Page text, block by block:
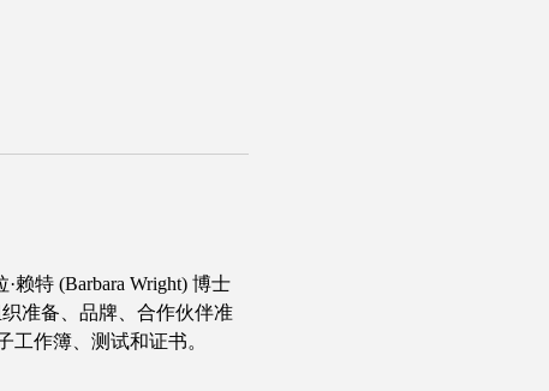
赖特 (Barbara Wright) 博士
准备、品牌、合作伙伴准
作簿、测试和证书。